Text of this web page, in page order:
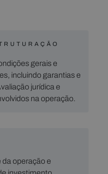
gerais e
incluindo garantias e
jurídica e
na operação.
da operação e